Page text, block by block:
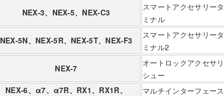
NEX-3、NEX-5、NEX-C3
スマートアクセサリー
ミナル
NEX-5N、NEX-5R、NEX-5T、NEX-F3
スマートアクセサリー
ミナル2
NEX-7
オートロックアクセサ
シュー
NEX-6、α7、α7R、RX1、RX1R、
マルチインターフェー